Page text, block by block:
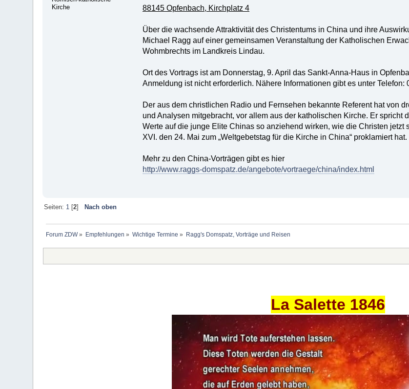
Kirche
88145 Opfenbach, Kirchplatz 4
Über die wachsende Attraktivität des Christentums in China und ihre
Michael Ragg auf einer gemeinsamen Veranstaltung der Katholischen
Wohmbrechts im Landkreis Lindau.
Ort des Vortrags ist am Donnerstag, 9. April das Sankt-Anna-Haus in
Anmeldung ist nicht erforderlich. Nähere Informationen gibt es unter Telefon:
Der aus dem christlichen Radio und Fernsehen bekannte Referent hat von
und Analysen mitgebracht, vor allem aus der katholischen Kirche. Er spricht
Werte auf die junge Elite Chinas so anziehend wirken, wie die Christen
XVI. den 24. Mai zum „Weltgebetstag für die Kirche in China“ proklamiert hat.
Mehr zu den China-Vorträgen gibt es hier
http://www.raggs-domspatz.de/angebote/vortraege/china/index.html
Seiten: 1 [2]
Nach oben
Forum ZDW» Empfehlungen » Wichtige Termine » Ragg's Domspatz, Vorträge und Reisen
La Salette 1846